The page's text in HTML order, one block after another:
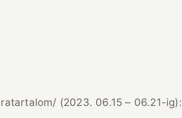
(2023. 06.15 – 06.21-ig):